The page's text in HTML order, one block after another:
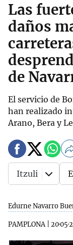
Las
daños
de
El servicio de
han realizado
Arano, Bera y
Edurne Navarro
PAMPLONA|
Itzuli